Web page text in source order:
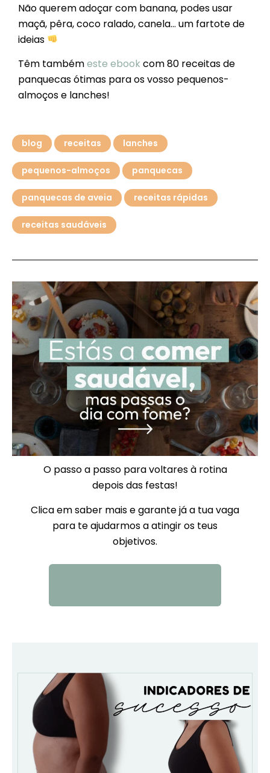
Não querem adoçar com banana, podes usar
maçã, pêra, coco ralado, canela… um fartote de
ideias
Têm tambémeste ebook com 80 receitas de
panquecas ótimas para os vosso pequenos-
almoços e lanches!
blog receitas lanches
pequenos-almoços panquecas
panquecas de aveia receitas rápidas
receitas saudáveis
O passo a passo para voltares à rotina
depois das festas!
Clica em saber mais e garante já a tua vaga
para te ajudarmos a atingir os teus
objetivos.